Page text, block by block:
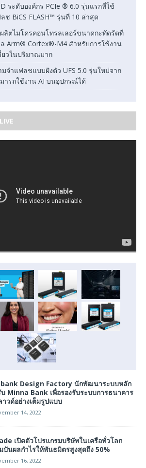
ระดับองค์กร PCIe ® 6.0 รุ่นแรกที่ใช้
ช BiCS FLASH™ รุ่นที่ 10 ล่าสุด
ผลิตไมโครคอนโทรลเลอร์ขนาดกะทัดรัดที่
Arm® Cortex®-M4 สำหรับการใช้งาน
ยวในปริมาณมาก
จำแฟลชแบบฝังตัว UFS 5.0 รุ่นใหม่จาก
ารถใช้งาน AI บนอุปกรณ์ได้
Design Factory นักพัฒนาระบบหลัก
Minna Bank เพื่อรองรับระบบการธนาคาร
วด์อย่างเต็มรูปแบบ
14, 2022
เปิดตัวโปรแกรมบริษัทในเครือทั่วโลก
ปันผลกำไรให้พันธมิตรสูงสุดถึง 50%
16, 2022